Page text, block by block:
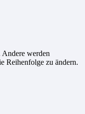
Andere werden
Reihenfolge zu ändern.